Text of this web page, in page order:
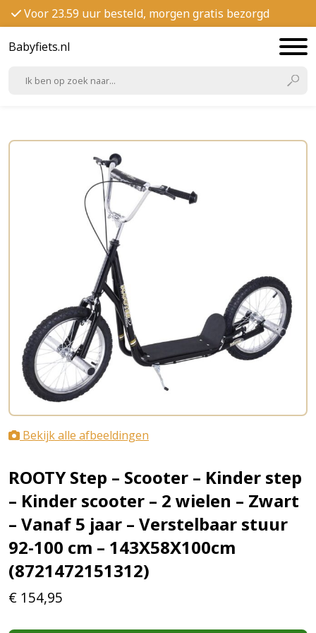
Voor 23.59 uur besteld, morgen gratis bezorgd
Babyfiets.nl
Bekijk alle afbeeldingen
ROOTY Step – Scooter – Kinder step
– Kinder scooter – 2 wielen – Zwart
– Vanaf 5 jaar – Verstelbaar stuur
92-100 cm – 143X58X100cm
(8721472151312)
€ 154,95